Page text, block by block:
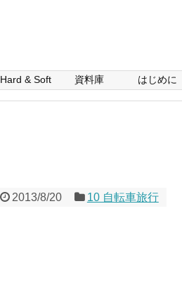
Hard & Soft 資料庫 はじめに
2013/8/20 10 自転車旅行